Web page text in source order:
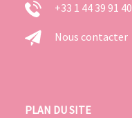
+33 1 44 39 91 40
Nous contacter
PLAN DU SITE